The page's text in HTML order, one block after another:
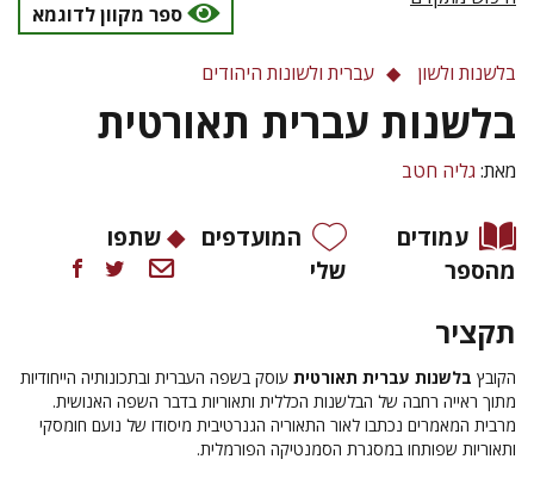
ספר מקוון לדוגמא
בלשנות ולשון עברית ולשונות היהודים
בלשנות עברית תאורטית
מאת: גליה חטב
עמודים
מהספר
המועדפים
שלי
שתפו
תקציר
הקובץ בלשנות עברית תאורטית עוסק בשפה העברית ובתכונותיה הייחודיות
מתוך ראייה רחבה של הבלשנות הכללית ותאוריות בדבר השפה האנושית.
מרבית המאמרים נכתבו לאור התאוריה הגנרטיבית מיסודו של נועם חומסקי
ותאוריות שפותחו במסגרת הסמנטיקה הפורמלית.